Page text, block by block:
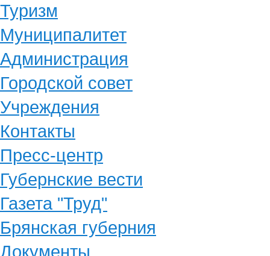
Туризм
Муниципалитет
Администрация
Городской совет
Учреждения
Контакты
Пресс-центр
Губернские вести
Газета "Труд"
Брянская губерния
Документы